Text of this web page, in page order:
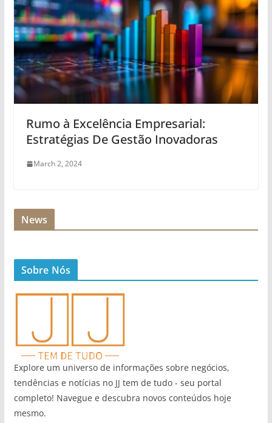
Rumo à Excelência Empresarial:
Estratégias De Gestão Inovadoras
March 2, 2024
News
Sobre Nós
Explore um universo de informações sobre negócios,
tendências e notícias no JJ tem de tudo - seu portal
completo! Navegue e descubra novos conteúdos hoje
mesmo.